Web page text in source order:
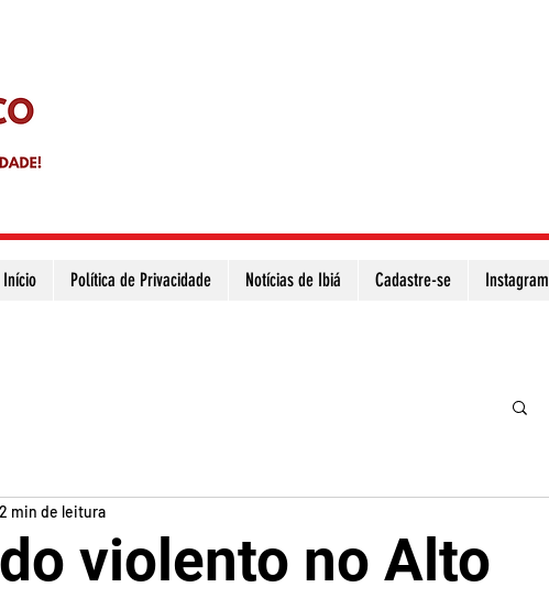
Início Política de Privacidade Notícias de Ibiá Cadastre-se Instagram
violento no Alto
2 min de leitura